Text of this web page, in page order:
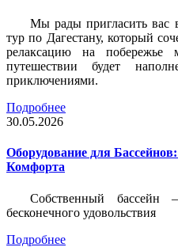
Мы рады пригласить вас
тур по Дагестану, который
релаксацию на
путешествии будет
приключениями.
Подробнее
30.05.2026
Оборудование для
Комфорта
Собственный
бесконечного удовольствия
Подробнее